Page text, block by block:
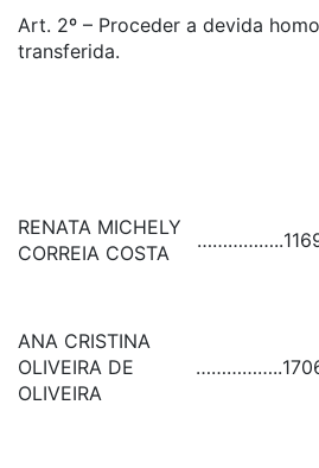
Art. 2º – Proceder a devida
transferida.
RENATA MICHELY
CORREIA COSTA
……………..
ANA CRISTINA
OLIVEIRA DE
OLIVEIRA
……………..